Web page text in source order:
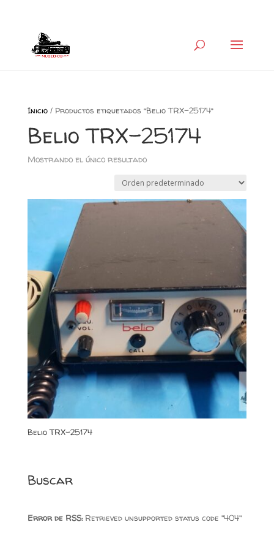
Inicio/ Productos etiquetados “Belio TRX-25174”
Belio TRX-25174
Mostrando el único resultado
Belio TRX-25174
Buscar
Error de RSS:Retrieved unsupported status code "404"